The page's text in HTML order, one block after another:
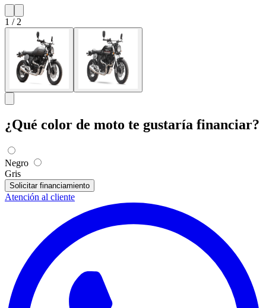
1 / 2
¿Qué color de moto te gustaría financiar?
Negro
Gris
Solicitar financiamiento
Atención al cliente